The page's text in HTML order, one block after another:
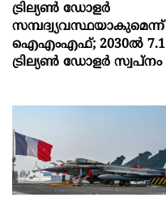
ട്രില്യണ്‍ ഡോളര്‍
സമ്പദ്വ്യവസ്ഥയാകുമെന്ന്
ഐഎംഎഫ്; 2030ല്‍ 7.1
ട്രില്യണ്‍ ഡോളര്‍ സ്വപ്നം